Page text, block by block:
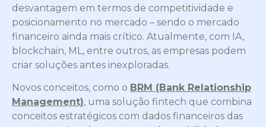
desvantagem em termos de competitividade e
posicionamento no mercado – sendo o mercado
financeiro ainda mais crítico. Atualmente, com IA,
blockchain, ML, entre outros, as empresas podem
criar soluções antes inexploradas.
Novos conceitos, como o BRM (Bank Relationship
Management), uma solução fintech que combina
conceitos estratégicos com dados financeiros das